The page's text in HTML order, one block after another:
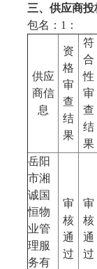
三、供应商投
包名：1：
供应
商信
息
资
格
审
查
结
果
符
合
性
审
查
结
果
岳阳
市湘
诚国
恒物
业管
理服
务有
审
核
通
过
审
核
通
过